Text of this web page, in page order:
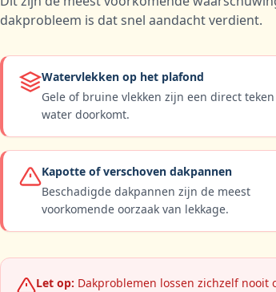
dakprobleem is dat snel aandacht verdient.
Watervlekken op het plafond
Gele of bruine vlekken zijn een direct
water doorkomt.
Kapotte of verschoven dakpannen
Beschadigde dakpannen zijn de meest
voorkomende oorzaak van lekkage.
Let op: Dakproblemen lossen zichzelf nooit